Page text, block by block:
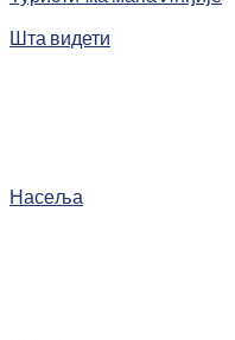
Шта видети
Насеља